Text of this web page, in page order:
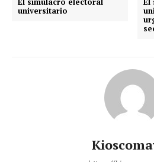
universitario